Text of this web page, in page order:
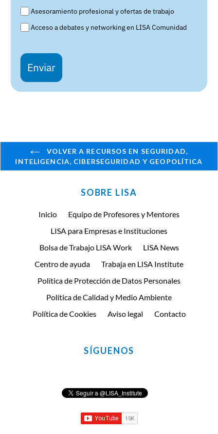
Asesoramiento profesional y ofertas de trabajo
Acceso a debates y networking en LISA Comunidad
Enviar
VOLVER A RECURSOS EN SEGURIDAD,
INTELIGENCIA, CIBERSEGURIDAD Y GEOPOLÍTICA
SOBRE LISA
Inicio
Equipo de Profesores y Mentores
LISA para Empresas e Instituciones
Bolsa de Trabajo LISA Work
LISA News
Centro de ayuda
Trabaja en LISA Institute
Política de Protección de Datos Personales
Política de Calidad y Medio Ambiente
Política de Cookies
Aviso legal Contacto
SÍGUENOS